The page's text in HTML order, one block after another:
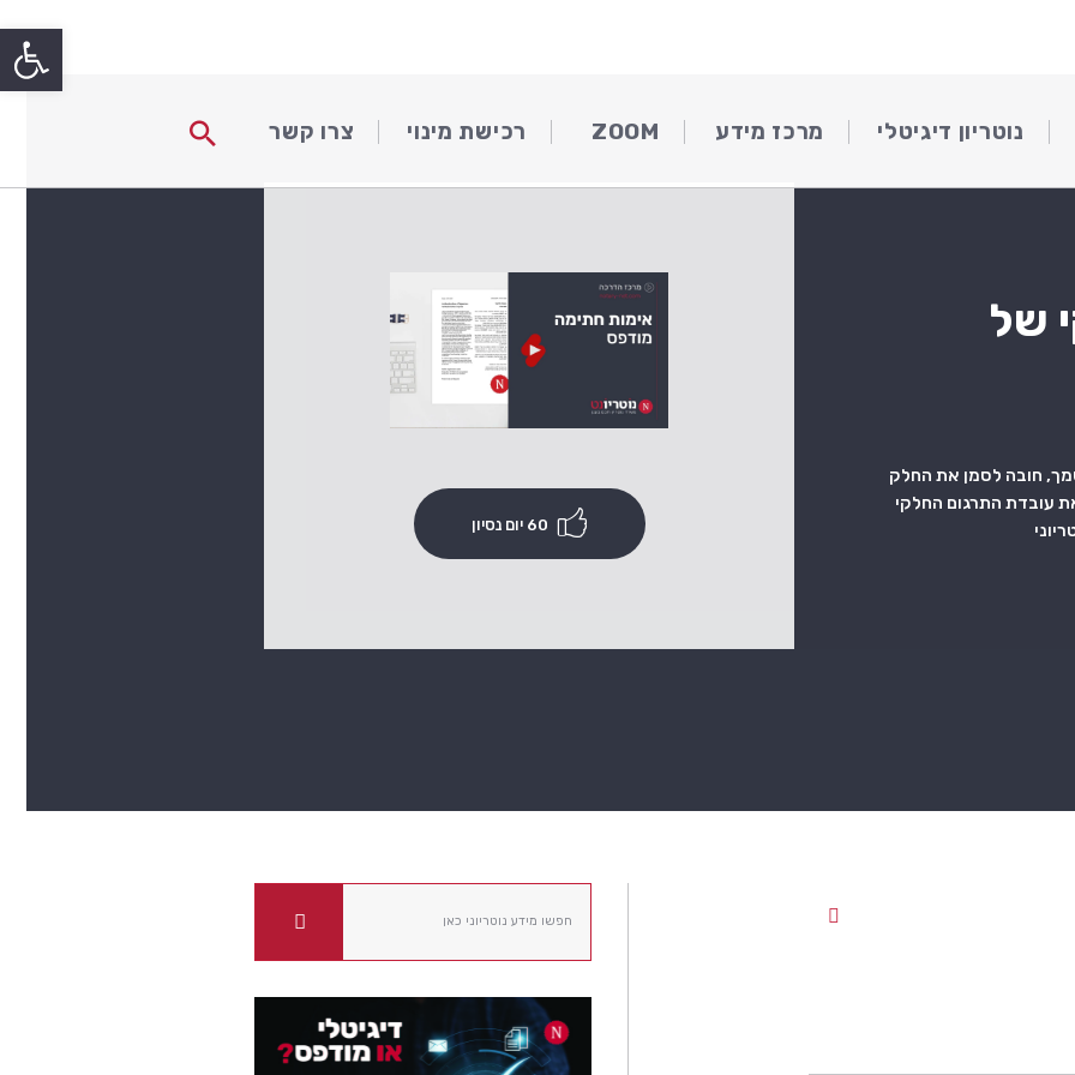
נוטריון דיגיטלי מרכז מידע ZOOM רכישת מינוי צרו קשרחיפוש
של
חובה לסמן את החלק
עובדת התרגום החלקי
60 יום נסיון